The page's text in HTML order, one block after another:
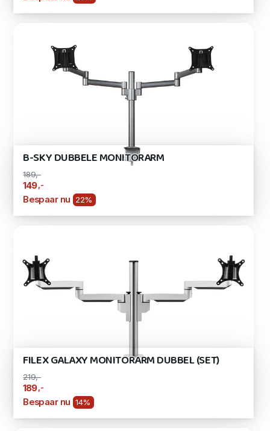
B-SKY DUBBELE MONITORARM
189,-
149 ,-
Bespaar nu 22%
FILEX GALAXY MONITORARM DUBBEL (SET)
219,-
189 ,-
Bespaar nu 14%